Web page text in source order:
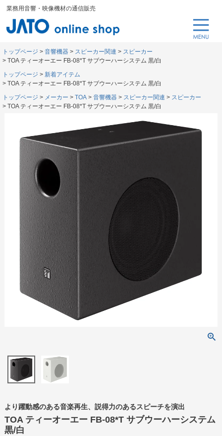
業務用音響・映像機材の通信販売
トップページ 音響機器 スピーカー関連
スピーカー
TOA ティーオーエー FB-08*T サブウーハーシステム 黒/白
トップページ
新着アイテム
TOA ティーオーエー FB-08*T サブウーハーシステム 黒/白
トップページ
メーカー TOA 音響機器 スピーカー関連
スピーカー
TOA ティーオーエー FB-08*T サブウーハーシステム 黒/白
より躍動感のある音楽再生、説得力のあるスピーチを演出
TOA ティーオーエー FB-08*T サブウーハーシステム
黒/白